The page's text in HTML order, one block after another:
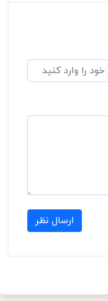
ارسال نظر